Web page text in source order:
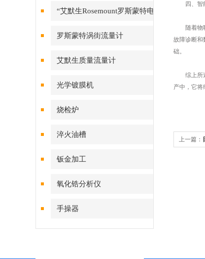
“艾默生Rosemount罗斯蒙特电
磁流量计
罗斯蒙特涡街流量计
艾默生质量流量计
光学镀膜机
烧检炉
淬火油槽
钣金加工
氧化锆分析仪
手操器
四、智
随着物联
故障诊断和
础。
综上所述
产中，它将
上一篇：